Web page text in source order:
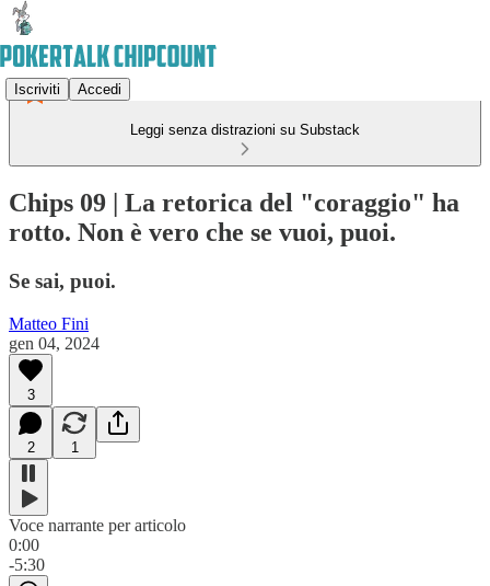
Iscriviti Accedi
Leggi senza distrazioni su Substack
Chips 09 | La retorica del "coraggio" ha
rotto. Non è vero che se vuoi, puoi.
Se sai, puoi.
Matteo Fini
gen 04, 2024
3
2 1
Voce narrante per articolo
0:00
-5:30